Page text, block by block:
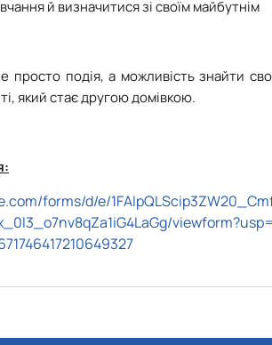
й визначитися зі своїм майбутнім
подія, а можливість знайти
який стає другою домівкою.
forms/d/e/